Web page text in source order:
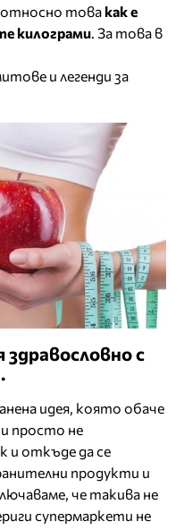
това как е
килограми. За това в
и легенди за
здравословно с
идея, която обаче
просто не
и откъде да се
продукти и
че такива не
супермаркети не